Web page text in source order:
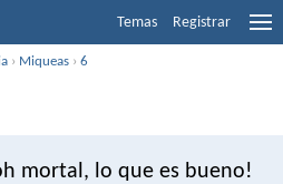
Temas Registrar
› Miqueas ›6
mortal, lo que es bueno!